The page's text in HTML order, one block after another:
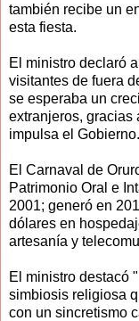
también recibe un
esta fiesta.
El ministro declaró
visitantes de fuera
se esperaba un
extranjeros, gracias
impulsa el Gobierno.
El Carnaval de
Patrimonio Oral e
2001; generó en
dólares en
artesanía y
El ministro destacó
simbiosis religiosa
con un sincretismo